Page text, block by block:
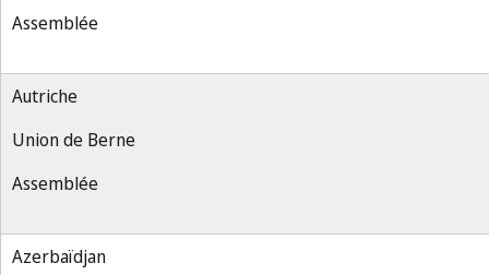
Assemblée
Autriche
Union de Berne
Assemblée
Azerbaïdjan